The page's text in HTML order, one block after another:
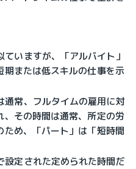
ていますが、「アルバイト」
または低スキルの仕事を示
通常、フルタイムの雇用に対
その時間は通常、所定の労
め、「パート」は「短時間
設定された定められた時間だ